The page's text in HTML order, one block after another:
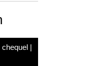
chequel |